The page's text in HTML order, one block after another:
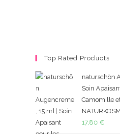
Top Rated Products
naturschön
Soin
Camomille
17,80 €